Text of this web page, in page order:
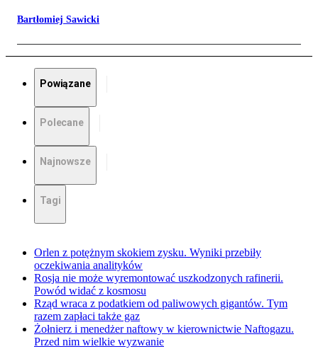
Bartłomiej Sawicki
Powiązane
Polecane
Najnowsze
Tagi
Orlen z potężnym skokiem zysku. Wyniki przebiły
oczekiwania analityków
Rosja nie może wyremontować uszkodzonych rafinerii.
Powód widać z kosmosu
Rząd wraca z podatkiem od paliwowych gigantów. Tym
razem zapłaci także gaz
Żołnierz i menedżer naftowy w kierownictwie Naftogazu.
Przed nim wielkie wyzwanie